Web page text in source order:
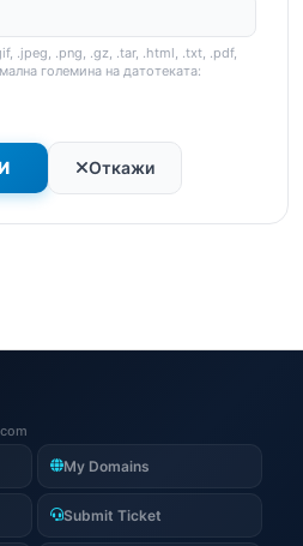
.jpeg, .png, .gz, .tar, .html, .txt, .pdf,
големина на датотеката:
Откажи
My Domains
Submit Ticket